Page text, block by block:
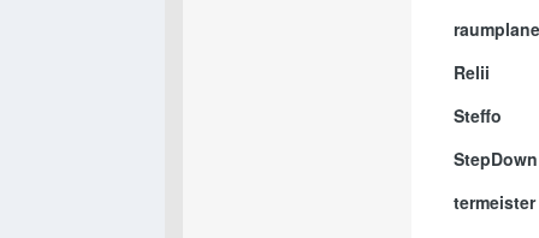
Relii
Steffo
StepDown
termeister